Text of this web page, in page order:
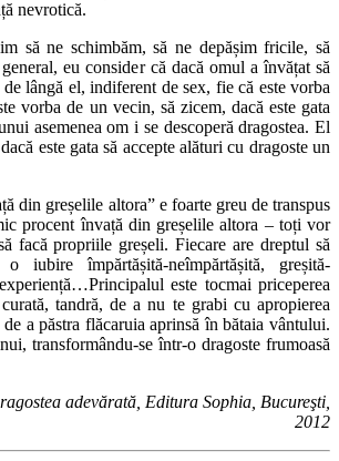
nevrotică.
să ne schimbăm, să ne depășim fricile, să
eu consider că dacă omul a învățat să
lângă el, indiferent de sex, fie că este vorba
vorba de un vecin, să zicem, dacă este gata
asemenea om i se descoperă dragostea. El
este gata să accepte alături cu dragoste un
din greșelile altora” e foarte greu de transpus
procent învață din greșelile altora – toți vor
facă propriile greșeli. Fiecare are dreptul să
iubire împărtășită-neîmpărtășită, greșită-
este tocmai priceperea
tandră, de a nu te grabi cu apropierea
a păstra flăcaruia aprinsă în bătaia vântului.
transformându-se într-o dragoste frumoasă
adevărată, Editura Sophia, Bucureşti,
2012